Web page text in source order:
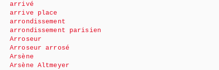
arrivé
arrive place
arrondissement
arrondissement parisien
Arroseur
Arroseur arrosé
Arsène
Arsène Altmeyer